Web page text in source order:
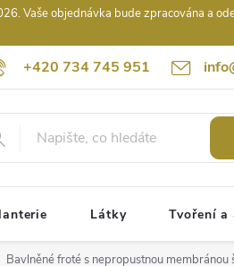
Vaše objednávka bude zpracována a
+420 734 745 951
Podmínky ochrany osobních údajů
Látky Tvoření a
Bavlněné froté s nepropustnou membránou